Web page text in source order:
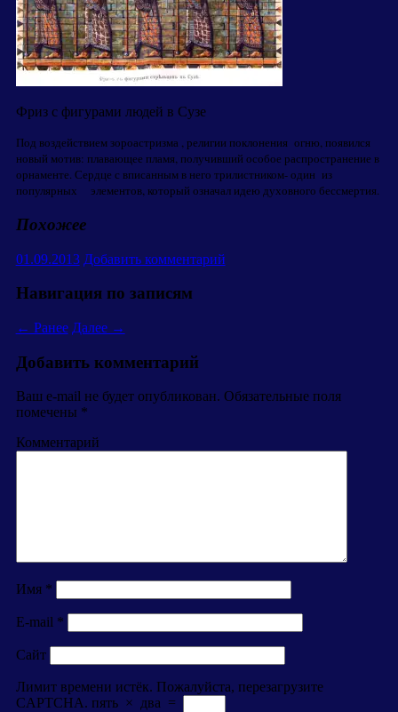
Фриз с фигурами людей в Сузе
Под воздействием зороастризма , религии поклонения огню, появился
новый мотив: плавающее пламя, получивший особое распространение в
орнаменте. Сердце с вписанным в него трилистником- один из
популярных элементов, который означал идею духовного бессмертия.
Похожее
01.09.2013 Добавить комментарий
Навигация по записям
← Ранее Далее →
Добавить комментарий
Ваш e-mail не будет опубликован. Обязательные поля
помечены *
Комментарий
Имя *
E-mail *
Сайт
Лимит времени истёк. Пожалуйста, перезагрузите
CAPTCHA. пять × два =